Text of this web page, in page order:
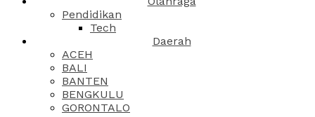
Pendidikan
Tech
Daerah
ACEH
BALI
BANTEN
BENGKULU
GORONTALO